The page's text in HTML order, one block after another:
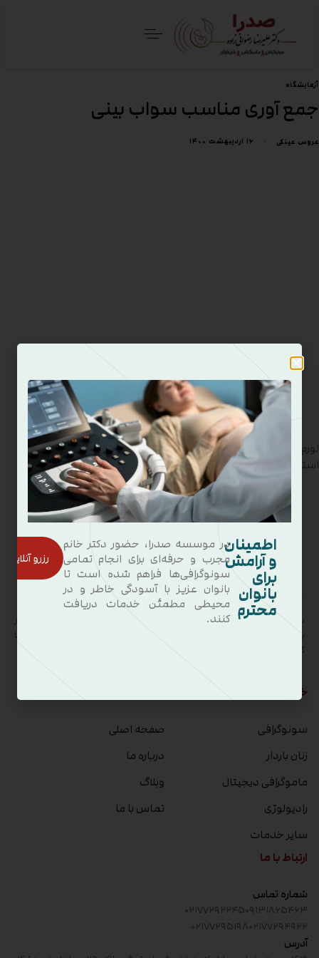
آزمایشگاه
جمع آوری مناسب سواب بینی
عروس عینکی ۱۶ اردیبهشت ۱۴۰۰
لورم ایپسوم متن ساختگی با تولید سادگی نامفهوم از صنعت چاپ و با
استفاده از طراحان گرافیک بلکه روزنامه و…
سونوگرافی و رادیولوژی صدرا با مدیریت دکتر علیرضا رضوانی زاده یکی از
بهترین مراکز سونوگرافی در محدوده شرق تهران و تهرانپارس است که با
کادری حرفه ای، آماده خدمات رسانی به شما بیماران محترم می باشد.
خدمات
سونوگرافی
زنان باردار
ماموگرافی دیجیتال
رادیولوژی
سایر خدمات
صفحه اصلی
درباره ما
وبلاگ
تماس با ما
ارتباط با ما
شماره تماس
۰۹۱۳۱۸۶۵۴۶۳۰۲۱۷۷۲۹۲۲۴۵
۰۲۱۷۷۲۹۴۹۲۲۰۲۱۷۷۲۹۵۱۹۸
آدرس
اطمینان
و آرامش
برای
بانوان
محترم
در موسسه صدرا، حضور دکتر خانم
مجرب و حرفه‌ای برای انجام تمامی
سونوگرافی‌ها فراهم شده است تا
بانوان عزیز با آسودگی خاطر و در
محیطی مطمئن خدمات دریافت
کنند.
رزرو آنلاین